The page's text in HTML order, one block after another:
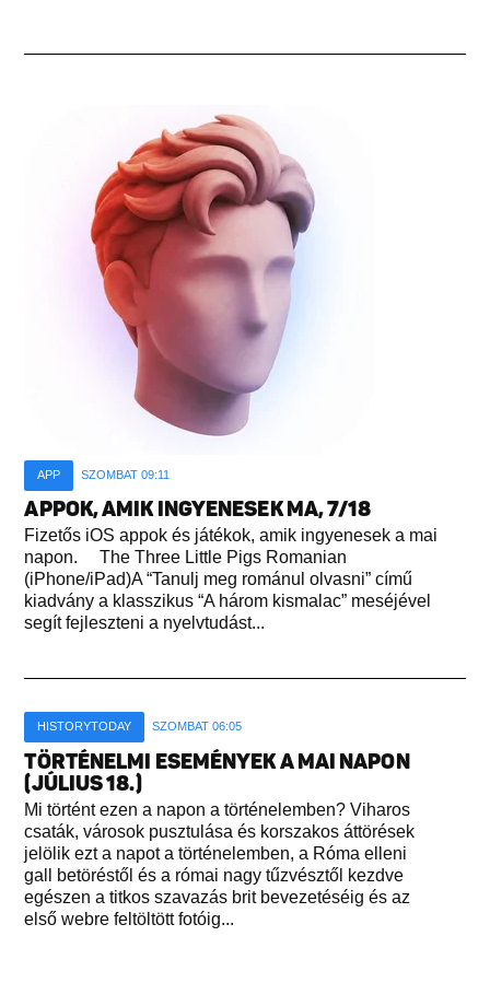
APP SZOMBAT 09:11
APPOK, AMIK INGYENESEK MA, 7/18
Fizetős iOS appok és játékok, amik ingyenesek a mai
napon. The Three Little Pigs Romanian
(iPhone/iPad)A “Tanulj meg románul olvasni” című
kiadvány a klasszikus “A három kismalac” meséjével
segít fejleszteni a nyelvtudást...
HISTORYTODAY SZOMBAT 06:05
TÖRTÉNELMI ESEMÉNYEK A MAI NAPON
(JÚLIUS 18.)
Mi történt ezen a napon a történelemben? Viharos
csaták, városok pusztulása és korszakos áttörések
jelölik ezt a napot a történelemben, a Róma elleni
gall betöréstől és a római nagy tűzvésztől kezdve
egészen a titkos szavazás brit bevezetéséig és az
első webre feltöltött fotóig...